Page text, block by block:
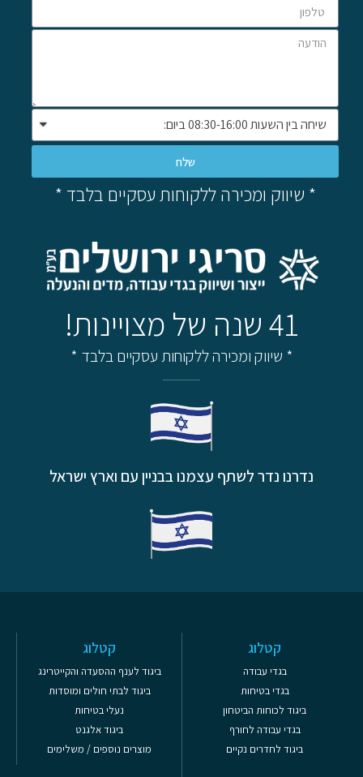
שלח
* שיווק ומכירה ללקוחות עסקיים בלבד *
41 שנה של מצויינות!
* שיווק ומכירה ללקוחות עסקיים בלבד *
נדרנו נדר לשתף עצמנו בבניין עם וארץ ישראל
קטלוג
בגדי עבודה
בגדי בטיחות
ביגוד לכוחות הביטחון
בגדי עבודה לחורף
ביגוד לחדרים נקיים
קטלוג
ביגוד לענף ההסעדה והקייטרינג
ביגוד לבתי חולים ומוסדות
נעלי בטיחות
ביגוד אלגנט
מוצרים נוספים / משלימים